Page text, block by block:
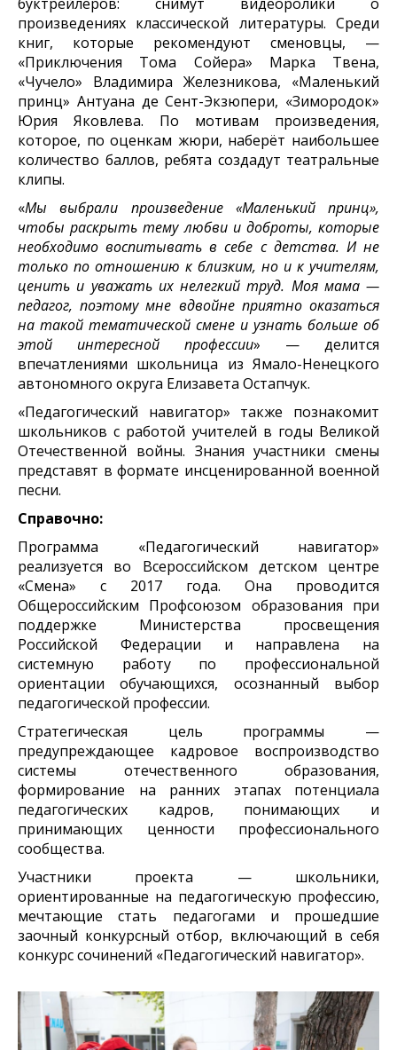
произведениях классической литературы. Среди
книг, которые рекомендуют сменовцы, —
«Приключения Тома Сойера» Марка Твена,
«Чучело» Владимира Железникова, «Маленький
принц» Антуана де Сент-Экзюпери, «Зимородок»
Юрия Яковлева. По мотивам произведения,
которое, по оценкам жюри, наберёт наибольшее
количество баллов, ребята создадут театральные
клипы.
«Мы выбрали произведение «Маленький принц»,
чтобы раскрыть тему любви и доброты, которые
необходимо воспитывать в себе с детства. И не
только по отношению к близким, но и к учителям,
ценить и уважать их нелегкий труд. Моя мама —
педагог, поэтому мне вдвойне приятно оказаться
на такой тематической смене и узнать больше об
этой интересной профессии» — делится
впечатлениями школьница из Ямало-Ненецкого
автономного округа Елизавета Остапчук.
«Педагогический навигатор» также познакомит
школьников с работой учителей в годы Великой
Отечественной войны. Знания участники смены
представят в формате инсценированной военной
песни.
Справочно:
Программа «Педагогический навигатор»
реализуется во Всероссийском детском центре
«Смена» с 2017 года. Она проводится
Общероссийским Профсоюзом образования при
поддержке Министерства просвещения
Российской Федерации и направлена на
системную работу по профессиональной
ориентации обучающихся, осознанный выбор
педагогической профессии.
Стратегическая цель программы —
предупреждающее кадровое воспроизводство
системы отечественного образования,
формирование на ранних этапах потенциала
педагогических кадров, понимающих и
принимающих ценности профессионального
сообщества.
Участники проекта — школьники,
ориентированные на педагогическую профессию,
мечтающие стать педагогами и прошедшие
заочный конкурсный отбор, включающий в себя
конкурс сочинений «Педагогический навигатор».